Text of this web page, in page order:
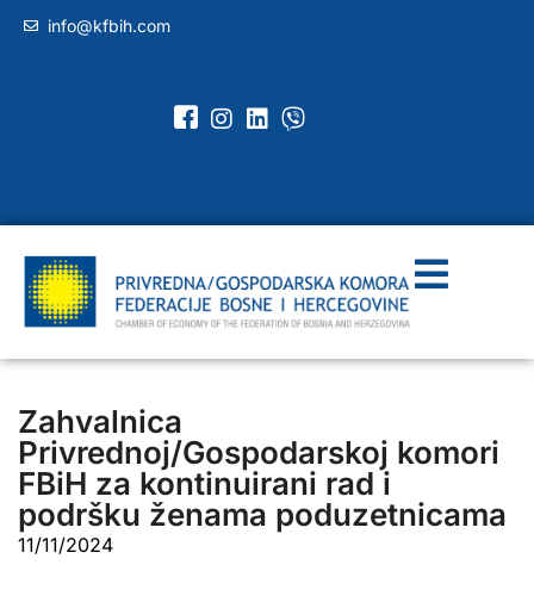
info@kfbih.com
Zahvalnica
Privrednoj/Gospodarskoj komori
FBiH za kontinuirani rad i
podršku ženama poduzetnicama
11/11/2024